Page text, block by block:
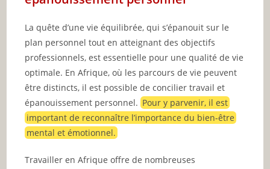
La quête d’une vie équilibrée, qui s’épanouit sur le
plan personnel tout en atteignant des objectifs
professionnels, est essentielle pour une qualité de vie
optimale. En Afrique, où les parcours de vie peuvent
être distincts, il est possible de concilier travail et
épanouissement personnel.Pour y parvenir, il est
important de reconnaître l’importance du bien-être
mental et émotionnel.
Travailler en Afrique offre de nombreuses